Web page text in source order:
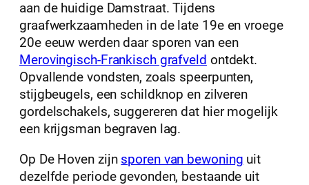
aan de huidige Damstraat. Tijdens
graafwerkzaamheden in de late 19e en vroege
20e eeuw werden daar sporen van een
Merovingisch-Frankisch grafveld ontdekt.
Opvallende vondsten, zoals speerpunten,
stijgbeugels, een schildknop en zilveren
gordelschakels, suggereren dat hier mogelijk
een krijgsman begraven lag.
Op De Hoven zijn sporen van bewoning uit
dezelfde periode gevonden, bestaande uit